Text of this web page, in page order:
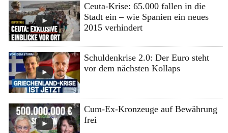
Ceuta-Krise: 65.000 fallen in die
Stadt ein – wie Spanien ein neues
2015 verhindert
Schuldenkrise 2.0: Der Euro steht
vor dem nächsten Kollaps
Cum-Ex-Kronzeuge auf Bewährung
frei